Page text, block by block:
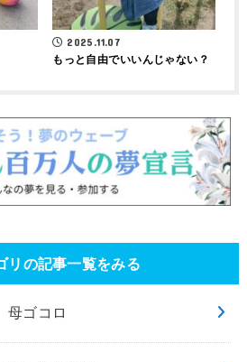
2025.11.07
もっと自由でいいんじゃない？
リの記事一覧をみる
母ゴコロ